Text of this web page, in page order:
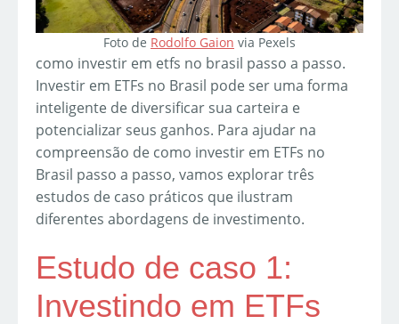
Foto de Rodolfo Gaion via Pexels
como investir em etfs no brasil passo a passo.
Investir em ETFs no Brasil pode ser uma forma
inteligente de diversificar sua carteira e
potencializar seus ganhos. Para ajudar na
compreensão de como investir em ETFs no
Brasil passo a passo, vamos explorar três
estudos de caso práticos que ilustram
diferentes abordagens de investimento.
Estudo de caso 1:
Investindo em ETFs